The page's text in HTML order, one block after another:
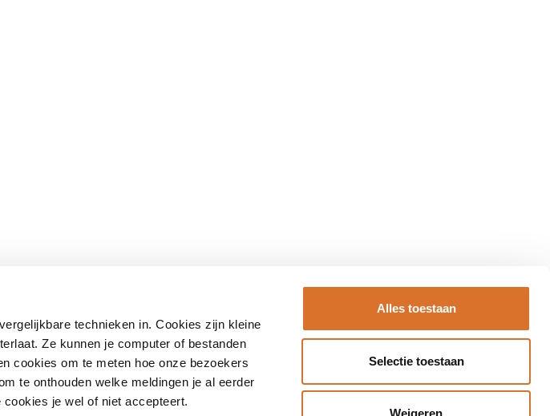
technieken in. Cookies zijn kleine
Ze kunnen je computer of bestanden
cookies om te meten hoe onze bezoekers
te onthouden welke meldingen je al eerder
je wel of niet accepteert.
Alles toestaan
Selectie toestaan
Weigeren